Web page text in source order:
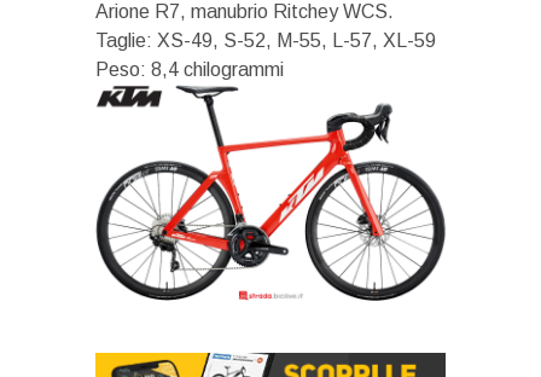
Arione R7, manubrio Ritchey WCS.
Taglie: XS-49, S-52, M-55, L-57, XL-59
Peso: 8,4 chilogrammi